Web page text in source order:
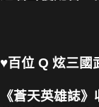
♥百位 Q 炫三國
《蒼天英雄誌